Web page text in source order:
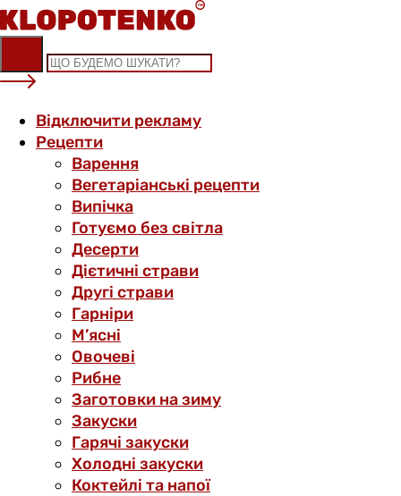
Skip
to
content
Відключити рекламу
Рецепти
Варення
Вегетаріанські рецепти
Випічка
Готуємо без світла
Десерти
Дієтичні страви
Другі страви
Гарніри
М’ясні
Овочеві
Рибне
Заготовки на зиму
Закуски
Гарячі закуски
Холодні закуски
Коктейлі та напої